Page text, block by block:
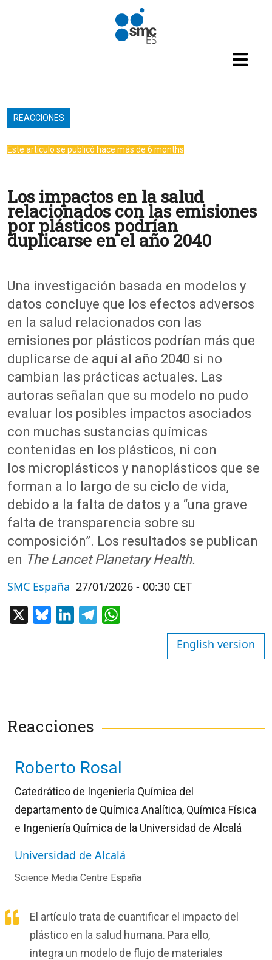
Pasar al contenido principal
REACCIONES
Este artículo se publicó hace más de 6 months
Los impactos en la salud
relacionados con las emisiones
por plásticos podrían
duplicarse en el año 2040
Una investigación basada en modelos y
datos concluye que los efectos adversos
en la salud relacionados con las
emisiones por plásticos podrían más que
duplicarse de aquí al año 2040 si no
cambian las prácticas actuales. Las
autoras señalan que su modelo no pudo
evaluar los posibles impactos asociados
con muchas sustancias químicas
contenidas en los plásticos, ni con
los microplásticos y nanoplásticos que se
forman a lo largo de su ciclo de vida,
debido a la falta de datos y a “una grave
falta de transparencia sobre su
composición”. Los resultados se publican
en The Lancet Planetary Health.
SMC España 27/01/2026 - 00:30 CET
BlueskyLinkedInTelegram
English version
Reacciones
Roberto Rosal
Catedrático de Ingeniería Química del
departamento de Química Analítica, Química Física
e Ingeniería Química de la Universidad de Alcalá
Universidad de Alcalá
Science Media Centre España
El artículo trata de cuantificar el impacto del
plástico en la salud humana. Para ello,
integra un modelo de flujo de materiales